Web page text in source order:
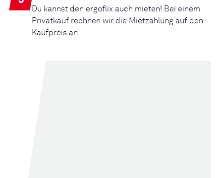
Du kannst den ergoflix auch mieten! Bei einem
Privatkauf rechnen wir die Mietzahlung auf den
Kaufpreis an.